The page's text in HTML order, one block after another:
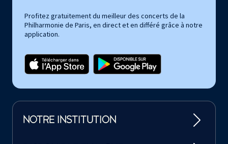
Profitez gratuitement du meilleur des concerts de la
Philharmonie de Paris, en direct et en différé grâce à notre
application.
NOTRE INSTITUTION